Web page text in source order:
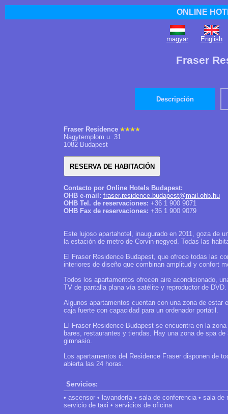
ONLINE
magyar English
Fraser
Descripción
Fraser Residence
Nagytemplom u. 31
1082 Budapest
Contacto por Online Hotels Budapest:
OHB e-mail: fraser.residence.budapest@mail.ohb.hu
OHB Tel. de reservaciones: +36 1 900 9071
OHB Fax de reservaciones: +36 1 900 9079
Este lujoso apartahotel, inaugurado en 2011, goza de
la estación de metro de Corvin-negyed. Todas las
El Fraser Residence Budapest, que ofrece todas las
interiores de diseño que combinan amplitud y confort
Todos los apartamentos ofrecen aire acondicionado,
TV de pantalla plana vía satélite y reproductor de DVD.
Algunos apartamentos cuentan con una zona de
caja fuerte con capacidad para un ordenador portátil.
El Fraser Residence Budapest se encuentra en la
bares, restaurantes y tiendas. Hay una zona de spa
gimnasio.
Los apartamentos del Residence Fraser disponen de
abierta las 24 horas.
Servicios:
• ascensor • lavandería • sala de conferencia • sala
servicio de taxi • servicios de oficina